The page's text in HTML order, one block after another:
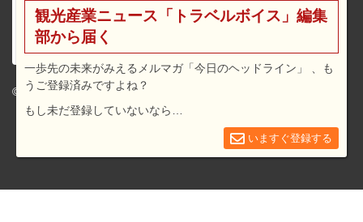
© 2026 travel voice.
利用規約
広告メニュー・料金
観光産業ニュース「トラベルボイス」編集
部から届く
一歩先の未来がみえるメルマガ「今日のヘッドライン」 、も
うご登録済みですよね？
もし未だ登録していないなら…
いますぐ登録する